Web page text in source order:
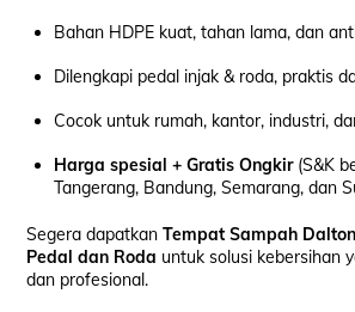
Bahan HDPE kuat, tahan lama, dan
Dilengkapi pedal injak & roda, praktis
Cocok untuk rumah, kantor, industri,
Harga spesial + Gratis Ongkir(S&K
Tangerang, Bandung, Semarang, dan
Segera dapatkanTempat Sampah
Pedal dan Roda untuk solusi kebersihan
dan profesional.